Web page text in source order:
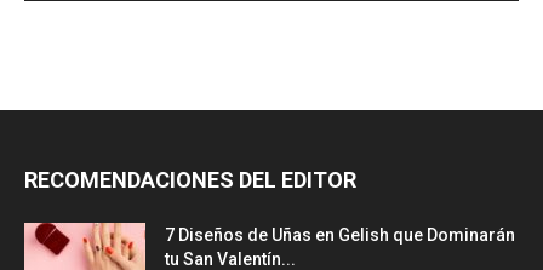
RECOMENDACIONES DEL EDITOR
7 Diseños de Uñas en Gelish que Dominarán
tu San Valentín...